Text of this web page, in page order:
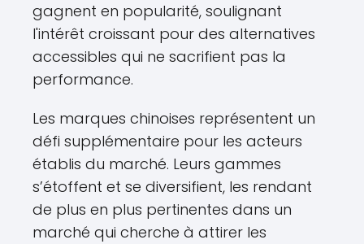
gagnent en popularité, soulignant
l'intérêt croissant pour des alternatives
accessibles qui ne sacrifient pas la
performance.
Les marques chinoises représentent un
défi supplémentaire pour les acteurs
établis du marché. Leurs gammes
s’étoffent et se diversifient, les rendant
de plus en plus pertinentes dans un
marché qui cherche à attirer les